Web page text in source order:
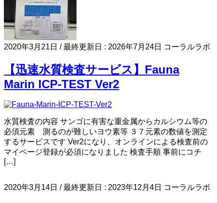
2020年3月21日 / 最終更新日 : 2026年7月24日 コーラルラボ
【迅速水質検査サービス】Fauna
Marin ICP-TEST Ver2
水質検査の内容 サンゴに有害な重金属からカルシウム等の
必須元素 測るのが難しいヨウ素等 ３７元素の数値を測定
するサービスです Ver2になり、オンラインによる検査前の
マイページ登録が必須になりました 検査手順 事前にコチ
[…]
2020年3月14日 / 最終更新日 : 2023年12月4日 コーラルラボ